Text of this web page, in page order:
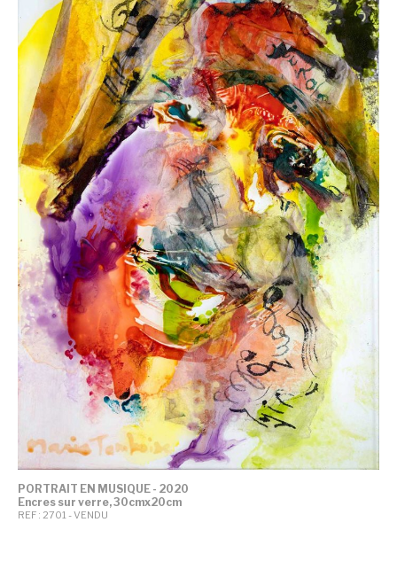
PORTRAIT EN MUSIQUE - 2020
Encres sur verre, 30cmx20cm
REF : 2701 - VENDU